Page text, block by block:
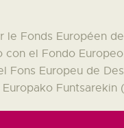
le Fonds Européen
el Fondo
Fons Europeu de